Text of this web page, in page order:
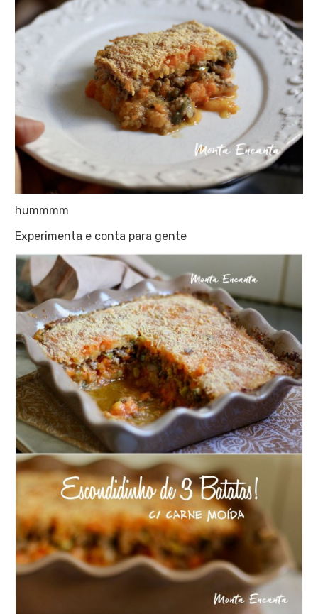
hummmm
Experimenta e conta para gente